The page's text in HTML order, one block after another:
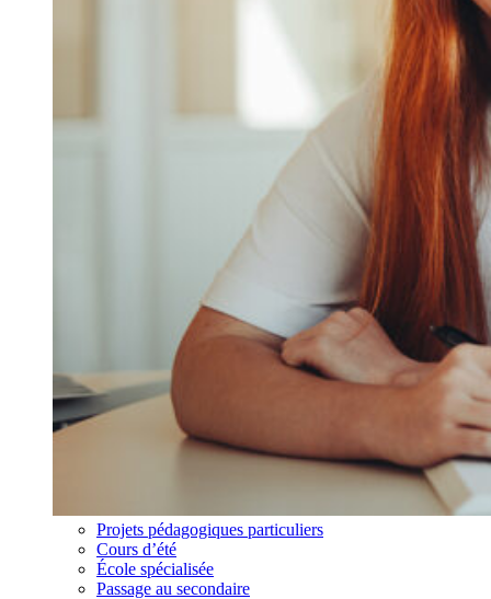
Projets pédagogiques particuliers
Cours d’été
École spécialisée
Passage au secondaire